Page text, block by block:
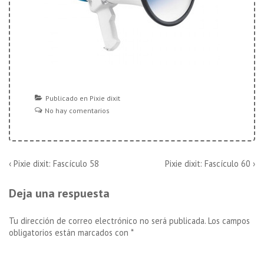
Publicado en Pixie dixit
No hay comentarios
Navegación
de
entradas
La
es
‹ Pixie dixit: Fascículo 58
La
Pixie dixit: Fascículo 60 ›
Deja una respuesta
Tu dirección de correo electrónico no será publicada. Los campos
obligatorios están marcados con *